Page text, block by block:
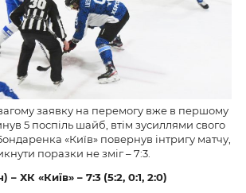
заявку на перемогу вже в першому
5 поспіль шайб, втім зусиллями свого
«Київ» повернув інтригу матчу,
поразки не зміг – 7:3.
– ХК «Київ» – 7:3 (5:2, 0:1, 2:0)